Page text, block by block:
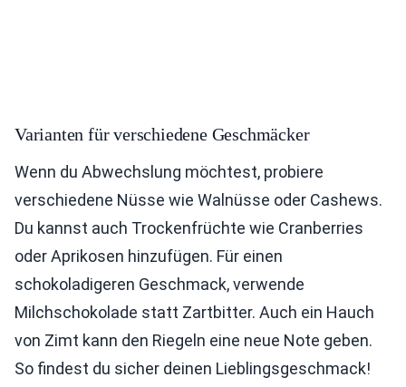
Varianten für verschiedene Geschmäcker
Wenn du Abwechslung möchtest, probiere
verschiedene Nüsse wie Walnüsse oder Cashews.
Du kannst auch Trockenfrüchte wie Cranberries
oder Aprikosen hinzufügen. Für einen
schokoladigeren Geschmack, verwende
Milchschokolade statt Zartbitter. Auch ein Hauch
von Zimt kann den Riegeln eine neue Note geben.
So findest du sicher deinen Lieblingsgeschmack!